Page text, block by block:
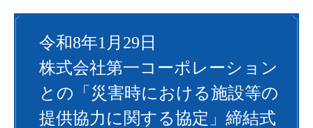
令和8年1月29日
株式会社第一コーポレーション
との「災害時における施設等の
提供協力に関する協定」締結式